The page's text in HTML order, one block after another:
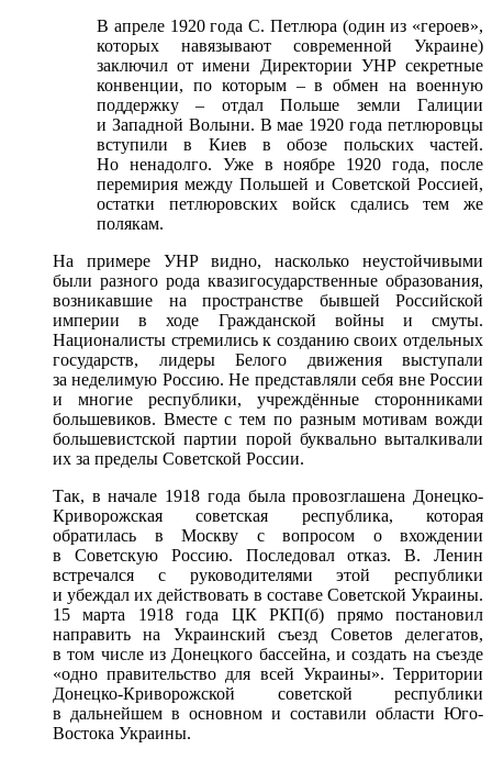
В апреле 1920 года С. Петлюра (один из «героев»,
которых навязывают современной Украине)
заключил от имени Директории УНР секретные
конвенции, по которым – в обмен на военную
поддержку – отдал Польше земли Галиции
и Западной Волыни. В мае 1920 года петлюровцы
вступили в Киев в обозе польских частей.
Но ненадолго. Уже в ноябре 1920 года, после
перемирия между Польшей и Советской Россией,
остатки петлюровских войск сдались тем же
полякам.
На примере УНР видно, насколько неустойчивыми
были разного рода квазигосударственные образования,
возникавшие на пространстве бывшей Российской
империи в ходе Гражданской войны и смуты.
Националисты стремились к созданию своих отдельных
государств, лидеры Белого движения выступали
за неделимую Россию. Не представляли себя вне России
и многие республики, учреждённые сторонниками
большевиков. Вместе с тем по разным мотивам вожди
большевистской партии порой буквально выталкивали
их за пределы Советской России.
Так, в начале 1918 года была провозглашена Донецко-
Криворожская советская республика, которая
обратилась в Москву с вопросом о вхождении
в Советскую Россию. Последовал отказ. В. Ленин
встречался с руководителями этой республики
и убеждал их действовать в составе Советской Украины.
15 марта 1918 года ЦК РКП(б) прямо постановил
направить на Украинский съезд Советов делегатов,
в том числе из Донецкого бассейна, и создать на съезде
«одно правительство для всей Украины». Территории
Донецко-Криворожской советской республики
в дальнейшем в основном и составили области Юго-
Востока Украины.